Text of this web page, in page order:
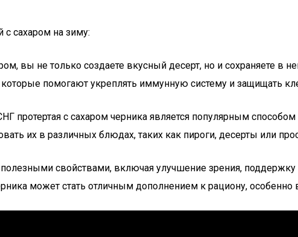
с сахаром на зиму:
вы не только создаете вкусный десерт, но и сохраняете в
помогают укреплять иммунную систему и защищать
протертая с сахаром черника является популярным
их в различных блюдах, таких как пироги, десерты или
свойствами, включая улучшение зрения,
может стать отличным дополнением к рациону,